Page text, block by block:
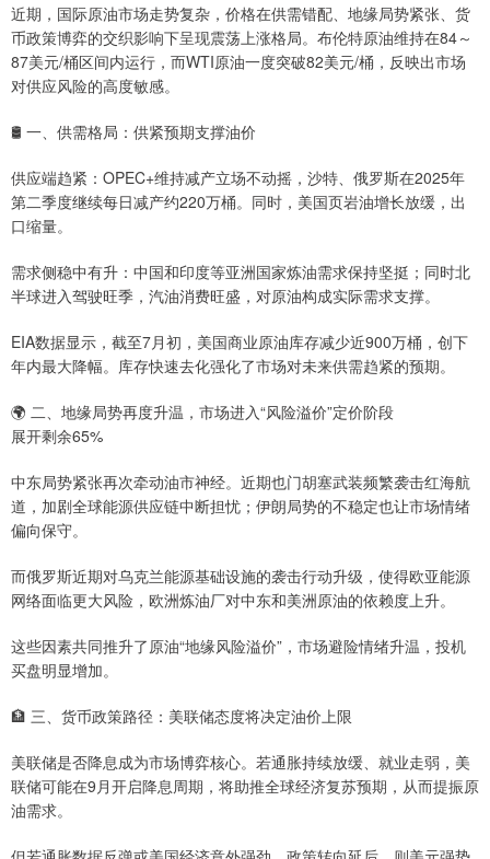
近期，国际原油市场走势复杂，价格在供需错配、地缘局势紧张、货
币政策博弈的交织影响下呈现震荡上涨格局。布伦特原油维持在84～
87美元/桶区间内运行，而WTI原油一度突破82美元/桶，反映出市场
对供应风险的高度敏感。
🛢️ 一、供需格局：供紧预期支撑油价
供应端趋紧：OPEC+维持减产立场不动摇，沙特、俄罗斯在2025年
第二季度继续每日减产约220万桶。同时，美国页岩油增长放缓，出
口缩量。
需求侧稳中有升：中国和印度等亚洲国家炼油需求保持坚挺；同时北
半球进入驾驶旺季，汽油消费旺盛，对原油构成实际需求支撑。
EIA数据显示，截至7月初，美国商业原油库存减少近900万桶，创下
年内最大降幅。库存快速去化强化了市场对未来供需趋紧的预期。
🌍 二、地缘局势再度升温，市场进入“风险溢价”定价阶段
展开剩余65%
中东局势紧张再次牵动油市神经。近期也门胡塞武装频繁袭击红海航
道，加剧全球能源供应链中断担忧；伊朗局势的不稳定也让市场情绪
偏向保守。
而俄罗斯近期对乌克兰能源基础设施的袭击行动升级，使得欧亚能源
网络面临更大风险，欧洲炼油厂对中东和美洲原油的依赖度上升。
这些因素共同推升了原油“地缘风险溢价”，市场避险情绪升温，投机
买盘明显增加。
🏦 三、货币政策路径：美联储态度将决定油价上限
美联储是否降息成为市场博弈核心。若通胀持续放缓、就业走弱，美
联储可能在9月开启降息周期，将助推全球经济复苏预期，从而提振原
油需求。